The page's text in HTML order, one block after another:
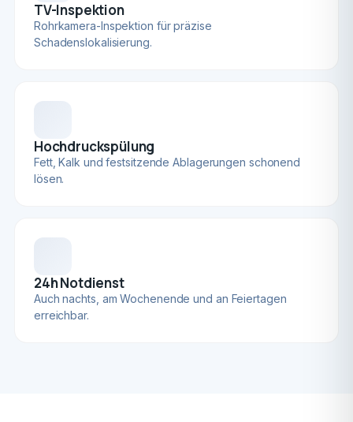
TV-Inspektion
Rohrkamera-Inspektion für präzise
Schadenslokalisierung.
Hochdruckspülung
Fett, Kalk und festsitzende Ablagerungen schonend
lösen.
24h Notdienst
Auch nachts, am Wochenende und an Feiertagen
erreichbar.